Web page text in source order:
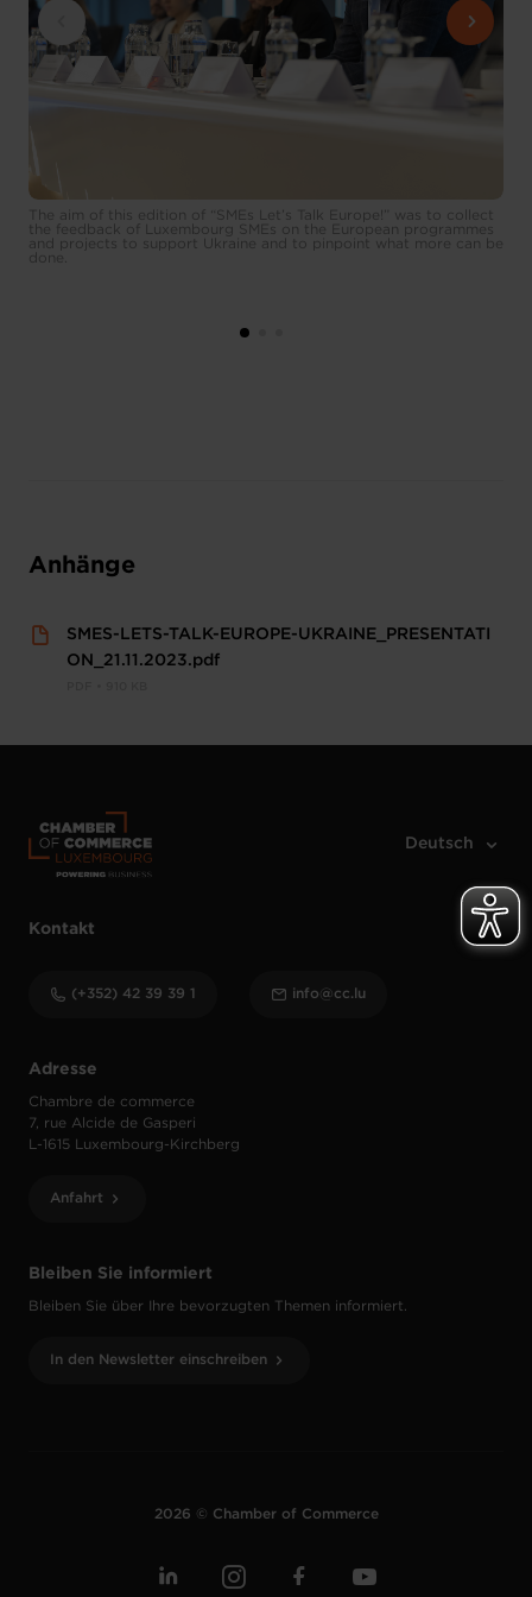
The aim of this edition of “SMEs Let’s Talk Europe!” was to collect
the feedback of Luxembourg SMEs on the European programmes
and projects to support Ukraine and to pinpoint what more can be
done.
Anhänge
SMES-LETS-TALK-EUROPE-UKRAINE_PRESENTATI
ON_21.11.2023.pdf
Bleiben Sie informiert
Bleiben Sie über Ihre bevorzugten Themen informiert.
In den Newsletter einschreiben
Adresse
Chambre de commerce
7, rue Alcide de Gasperi
L-1615 Luxembourg-Kirchberg
Anfahrt
Kontakt
(+352) 42 39 39 1 info@cc.lu
2026 © Chamber of Commerce